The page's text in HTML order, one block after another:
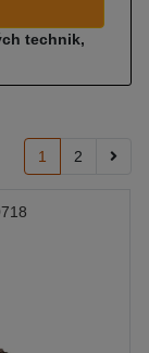
technik,
1 2